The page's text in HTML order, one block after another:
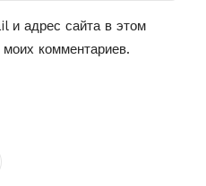
и адрес сайта в этом
комментариев.